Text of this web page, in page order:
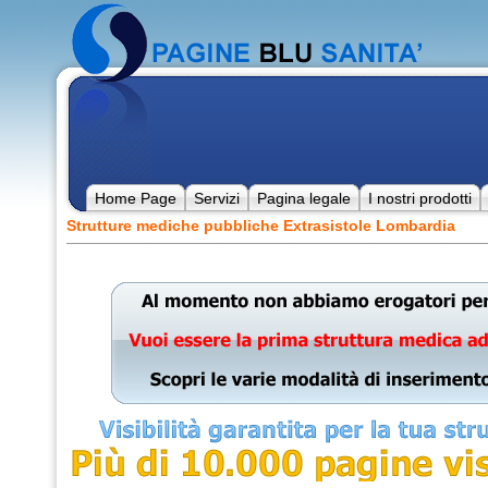
Home Page Servizi Pagina legale
I nostri prodotti
Strutture mediche pubbliche Extrasistole Lombardia